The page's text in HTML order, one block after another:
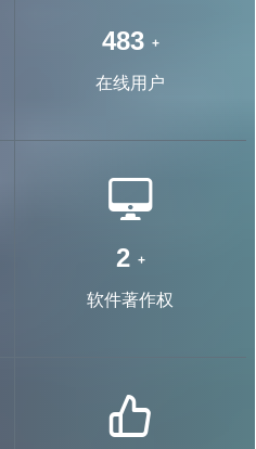
881 +
在线用户
4 +
软件著作权